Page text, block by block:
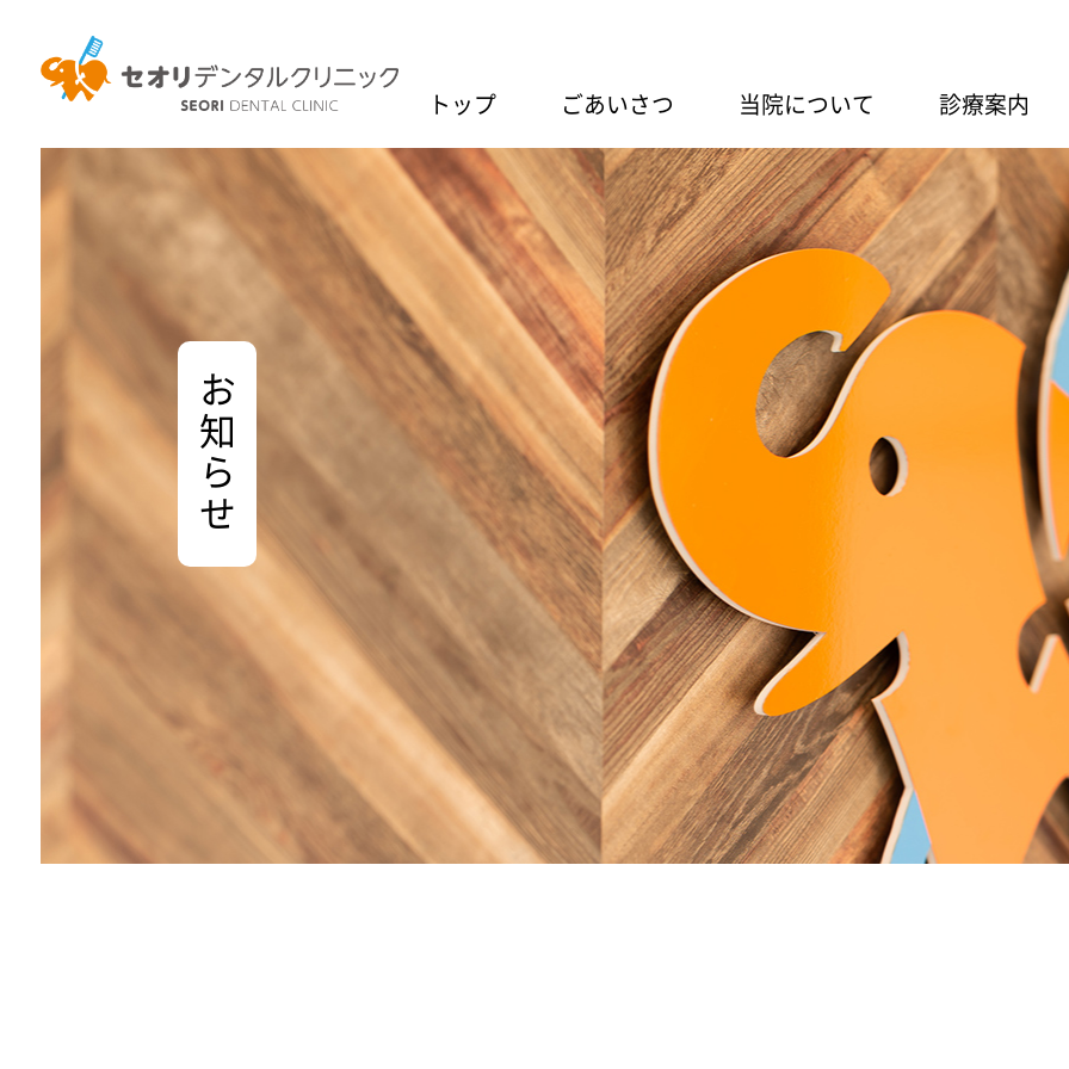
トップ ごあいさつ 当院について 診療案内
お知らせ